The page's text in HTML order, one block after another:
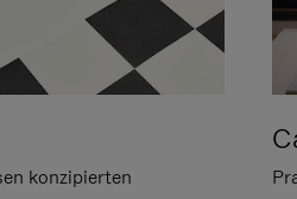
konzipierten